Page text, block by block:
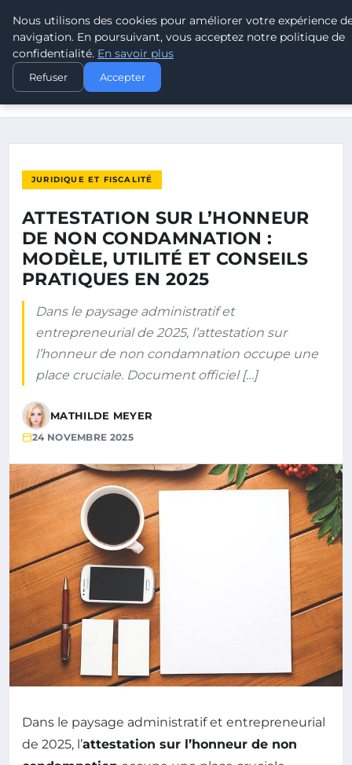
LEAD REVOLUTION
ACCUEIL
JURIDIQUE ET FISCALITÉ
ATTESTATION SUR L’HONNEUR DE NON CONDAMNATION :
JURIDIQUE ET FISCALITÉ
ATTESTATION SUR L’HONNEUR
DE NON CONDAMNATION :
MODÈLE, UTILITÉ ET CONSEILS
PRATIQUES EN 2025
Dans le paysage administratif et
entrepreneurial de 2025, l’attestation sur
l’honneur de non condamnation occupe une
place cruciale. Document officiel […]
MATHILDE MEYER
24 NOVEMBRE 2025
Dans le paysage administratif et entrepreneurial
de 2025, l’attestation sur l’honneur de non
Nous utilisons des cookies pour améliorer votre expérience
navigation. En poursuivant, vous acceptez notre politique de
confidentialité. En savoir plus
Refuser Accepter